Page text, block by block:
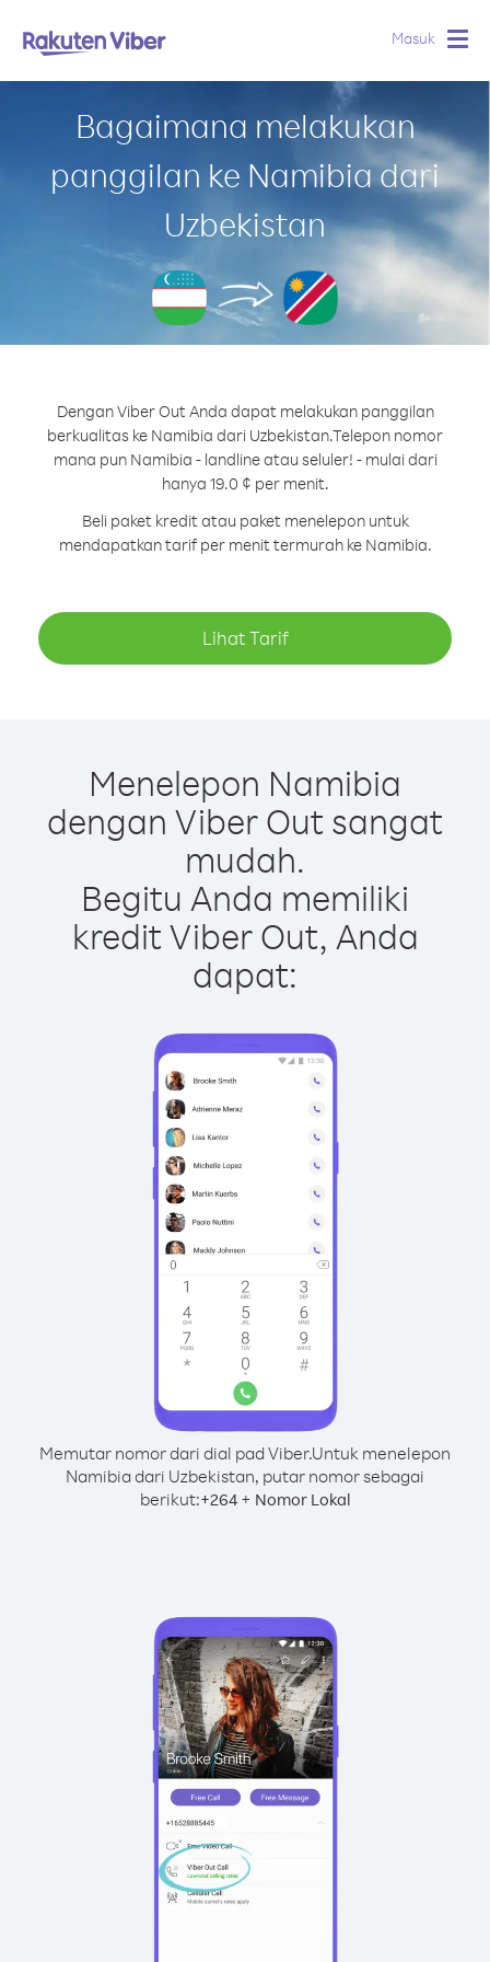
Masuk
Bagaimana melakukan
panggilan ke Namibia dari
Uzbekistan
Dengan Viber Out Anda dapat melakukan panggilan
berkualitas ke Namibia dari Uzbekistan.Telepon nomor
mana pun Namibia - landline atau seluler! - mulai dari
hanya 19.0 ¢ per menit.
Beli paket kredit atau paket menelepon untuk
mendapatkan tarif per menit termurah ke Namibia.
Lihat Tarif
Menelepon Namibia
dengan Viber Out sangat
mudah.
Begitu Anda memiliki
kredit Viber Out, Anda
dapat:
Memutar nomor dari dial pad Viber.Untuk menelepon
Namibia dari Uzbekistan, putar nomor sebagai
berikut:+264+ Nomor Lokal